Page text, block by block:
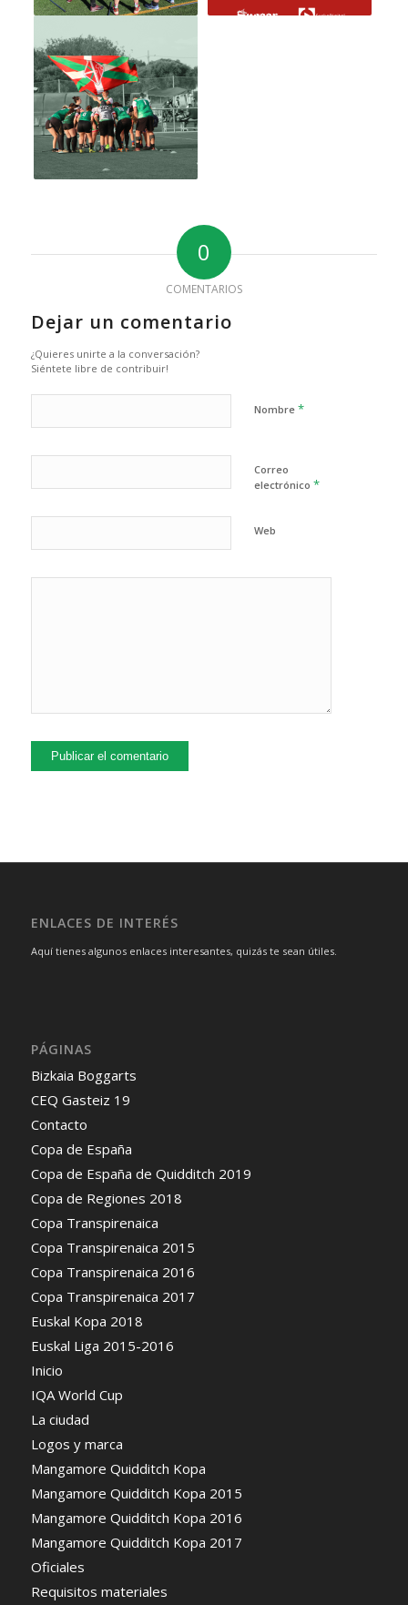
0
COMENTARIOS
Dejar un comentario
¿Quieres unirte a la conversación?
Siéntete libre de contribuir!
Nombre *
Correo
electrónico *
Web
ENLACES DE INTERÉS
Aquí tienes algunos enlaces interesantes, quizás te sean útiles.
PÁGINAS
Bizkaia Boggarts
CEQ Gasteiz 19
Contacto
Copa de España
Copa de España de Quidditch 2019
Copa de Regiones 2018
Copa Transpirenaica
Copa Transpirenaica 2015
Copa Transpirenaica 2016
Copa Transpirenaica 2017
Euskal Kopa 2018
Euskal Liga 2015-2016
Inicio
IQA World Cup
La ciudad
Logos y marca
Mangamore Quidditch Kopa
Mangamore Quidditch Kopa 2015
Mangamore Quidditch Kopa 2016
Mangamore Quidditch Kopa 2017
Oficiales
Requisitos materiales